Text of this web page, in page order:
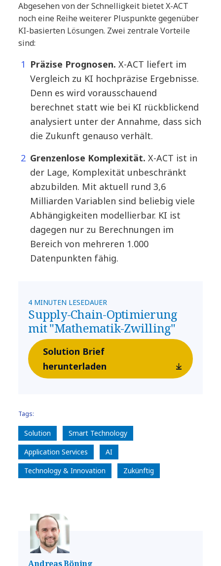
Abgesehen von der Schnelligkeit bietet X-ACT
noch eine Reihe weiterer Pluspunkte gegenüber
KI-basierten Lösungen. Zwei zentrale Vorteile
sind:
Präzise Prognosen. X-ACT liefert im
Vergleich zu KI hochpräzise Ergebnisse.
Denn es wird vorausschauend
berechnet statt wie bei KI rückblickend
analysiert unter der Annahme, dass sich
die Zukunft genauso verhält.
Grenzenlose Komplexität. X-ACT ist in
der Lage, Komplexität unbeschränkt
abzubilden. Mit aktuell rund 3,6
Milliarden Variablen sind beliebig viele
Abhängigkeiten modellierbar. KI ist
dagegen nur zu Berechnungen im
Bereich von mehreren 1.000
Datenpunkten fähig.
4 MINUTEN LESEDAUER
Supply-Chain-Optimierung
mit "Mathematik-Zwilling"
Solution Brief
herunterladen
Tags:
Solution
Smart Technology
Application Services
AI
Technology & Innovation
Zukünftig
Andreas Böning